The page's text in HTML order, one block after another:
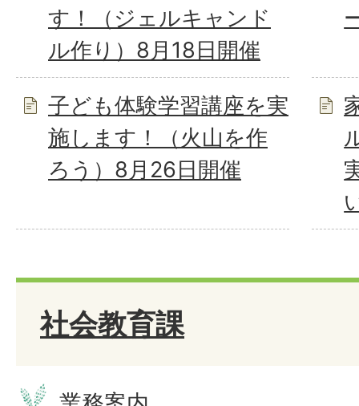
す！（ジェルキャンド
ル作り）8月18日開催
子ども体験学習講座を実
施します！（火山を作
ろう）8月26日開催
社会教育課